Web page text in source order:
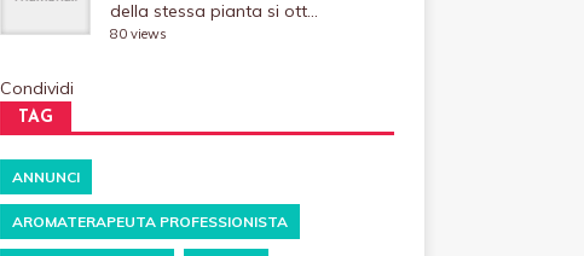
della stessa pianta si ott...
80 views
Condividi
TAG
ANNUNCI
AROMATERAPEUTA PROFESSIONISTA